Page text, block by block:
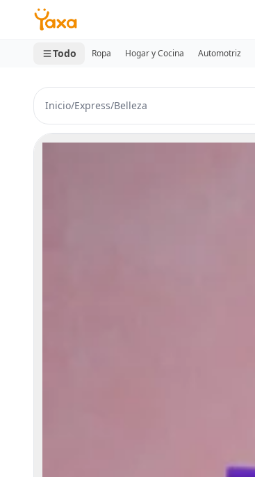
MINI CARRITO
0 productos
Todo Ropa Hogar y Cocina Automotriz
Inicio/Express/Belleza